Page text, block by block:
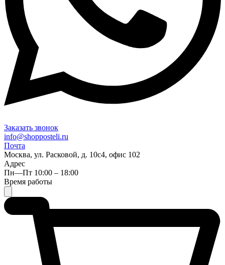
Заказать звонок
info@shopposteli.ru
Почта
Москва, ул. Расковой, д. 10с4, офис 102
Адрес
Пн—Пт 10:00 – 18:00
Время работы